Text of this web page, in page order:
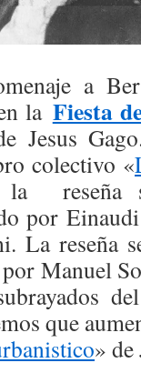
a
la Fiesta
Jesus
colectivo «
la reseña
por
La reseña
Manuel
que
» de